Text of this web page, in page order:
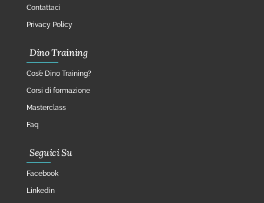
Contattaci
Privacy Policy
Dino Training
Cos’è Dino Training?
Corsi di formazione
Masterclass
Faq
Seguici Su
Facebook
Linkedin